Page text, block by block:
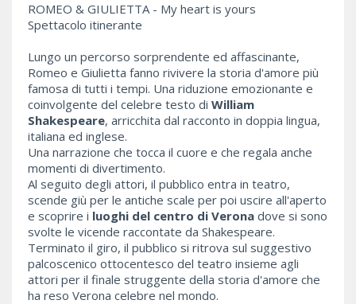
ROMEO & GIULIETTA - My heart is yours
Spettacolo itinerante
Lungo un percorso sorprendente ed affascinante,
Romeo e Giulietta fanno rivivere la storia d'amore più
famosa di tutti i tempi. Una riduzione emozionante e
coinvolgente del celebre testo di William
Shakespeare, arricchita dal racconto in doppia lingua,
italiana ed inglese.
Una narrazione che tocca il cuore e che regala anche
momenti di divertimento.
Al seguito degli attori, il pubblico entra in teatro,
scende giù per le antiche scale per poi uscire all'aperto
e scoprire i luoghi del centro di Verona dove si sono
svolte le vicende raccontate da Shakespeare.
Terminato il giro, il pubblico si ritrova sul suggestivo
palcoscenico ottocentesco del teatro insieme agli
attori per il finale struggente della storia d'amore che
ha reso Verona celebre nel mondo.